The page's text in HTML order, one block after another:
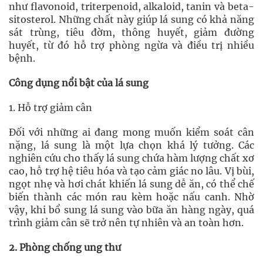
như flavonoid, triterpenoid, alkaloid, tanin và beta-
sitosterol. Những chất này giúp lá sung có khả năng
sát trùng, tiêu đờm, thông huyết, giảm đường
huyết, từ đó hỗ trợ phòng ngừa và điều trị nhiều
bệnh.
Công dụng nổi bật của lá sung
1. Hỗ trợ giảm cân
Đối với những ai đang mong muốn kiểm soát cân
nặng, lá sung là một lựa chọn khá lý tưởng. Các
nghiên cứu cho thấy lá sung chứa hàm lượng chất xơ
cao, hỗ trợ hệ tiêu hóa và tạo cảm giác no lâu. Vị bùi,
ngọt nhẹ và hơi chát khiến lá sung dễ ăn, có thể chế
biến thành các món rau kèm hoặc nấu canh. Nhờ
vậy, khi bổ sung lá sung vào bữa ăn hàng ngày, quá
trình giảm cân sẽ trở nên tự nhiên và an toàn hơn.
2. Phòng chống ung thư